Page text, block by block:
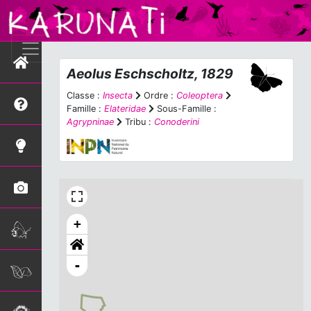
Aeolus Eschscholtz, 1829
Classe : Insecta Ordre : Coleoptera
Famille : Elateridae
Sous-Famille :
Agrypninae
Tribu : Conoderini
+
-